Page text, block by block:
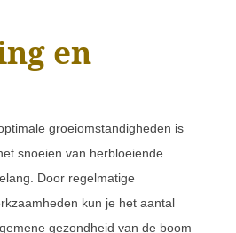
en
groeiomstandigheden is
snoeien van herbloeiende
Door regelmatige
kun je het aantal
gezondheid van de boom